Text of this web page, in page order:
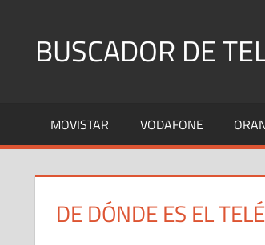
contenidoBUSCADOR DE
Fijos
y
MOVISTAR VODAFONE
DE DÓNDE ES EL